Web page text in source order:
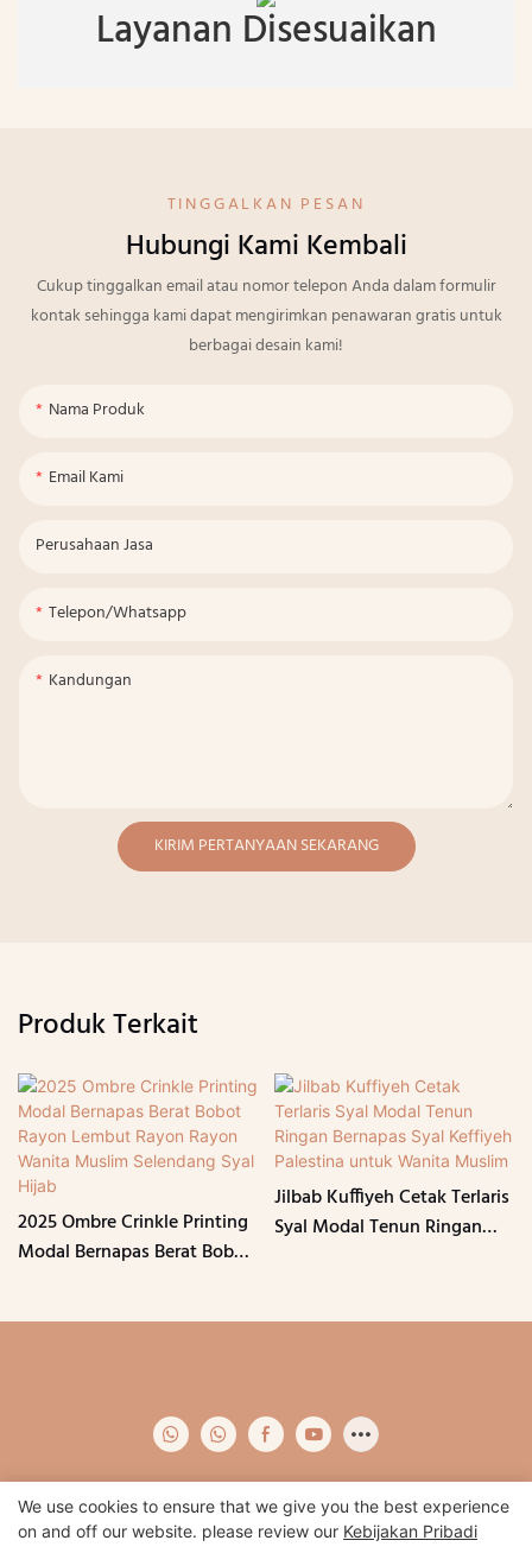
Layanan Disesuaikan
TINGGALKAN PESAN
Hubungi Kami Kembali
Cukup tinggalkan email atau nomor telepon Anda dalam formulir
kontak sehingga kami dapat mengirimkan penawaran gratis untuk
berbagai desain kami!
Nama Produk
Email Kami
Perusahaan Jasa
Telepon/whatsapp
Kandungan
KIRIM PERTANYAAN SEKARANG
Produk Terkait
2025 Ombre Crinkle Printing
Modal Bernapas Berat Bobot
Jilbab Kuffiyeh Cetak Terlaris
Syal Modal Tenun Ringan
Muslim
Hak Cipta © 2024 Qidian -www.qidianapparel.com| Peta Situs
We use cookies to ensure that we give you the best experience
on and off our website. please review our Kebijakan Pribadi